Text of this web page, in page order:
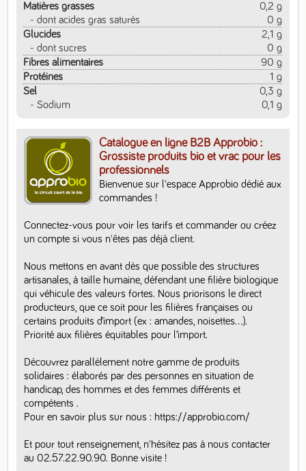
Matières grasses
0,2 g
- dont acides gras saturés
0 g
Glucides
2,1 g
- dont sucres
0 g
Fibres alimentaires
90 g
Protéines
1 g
Sel
0,3 g
- Sodium
0,1 g
Catalogue en ligne B2B Approbio :
Grossiste produits bio et vrac pour les
professionnels
Bienvenue sur l'espace Approbio dédié aux
commandes !
Connectez-vous pour voir les tarifs et commander ou créez
un compte si vous n'êtes pas déjà client.
Nous mettons en avant dès que possible des structures
artisanales, à taille humaine, défendant une filière biologique
qui véhicule des valeurs fortes. Nous priorisons le direct
producteurs, que ce soit pour les filières françaises ou
certains produits d’import (ex : amandes, noisettes…).
Priorité aux filières équitables pour l’import.
Découvrez parallèlement notre gamme de produits
solidaires : élaborés par des personnes en situation de
handicap, des hommes et des femmes différents et
compétents .
Pour en savoir plus sur nous : https://approbio.com/
Et pour tout renseignement, n'hésitez pas à nous contacter